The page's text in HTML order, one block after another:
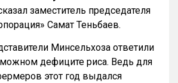
заместитель председателя
Самат Теньбаев.
Минсельхоза ответили
дефиците риса. Ведь для
этот год выдался